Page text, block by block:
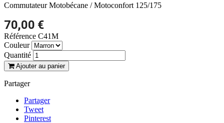
Commutateur Motobécane / Motoconfort 125/175
70,00 €
Référence C41M
Couleur
Quantité
Ajouter au panier
Partager
Partager
Tweet
Pinterest